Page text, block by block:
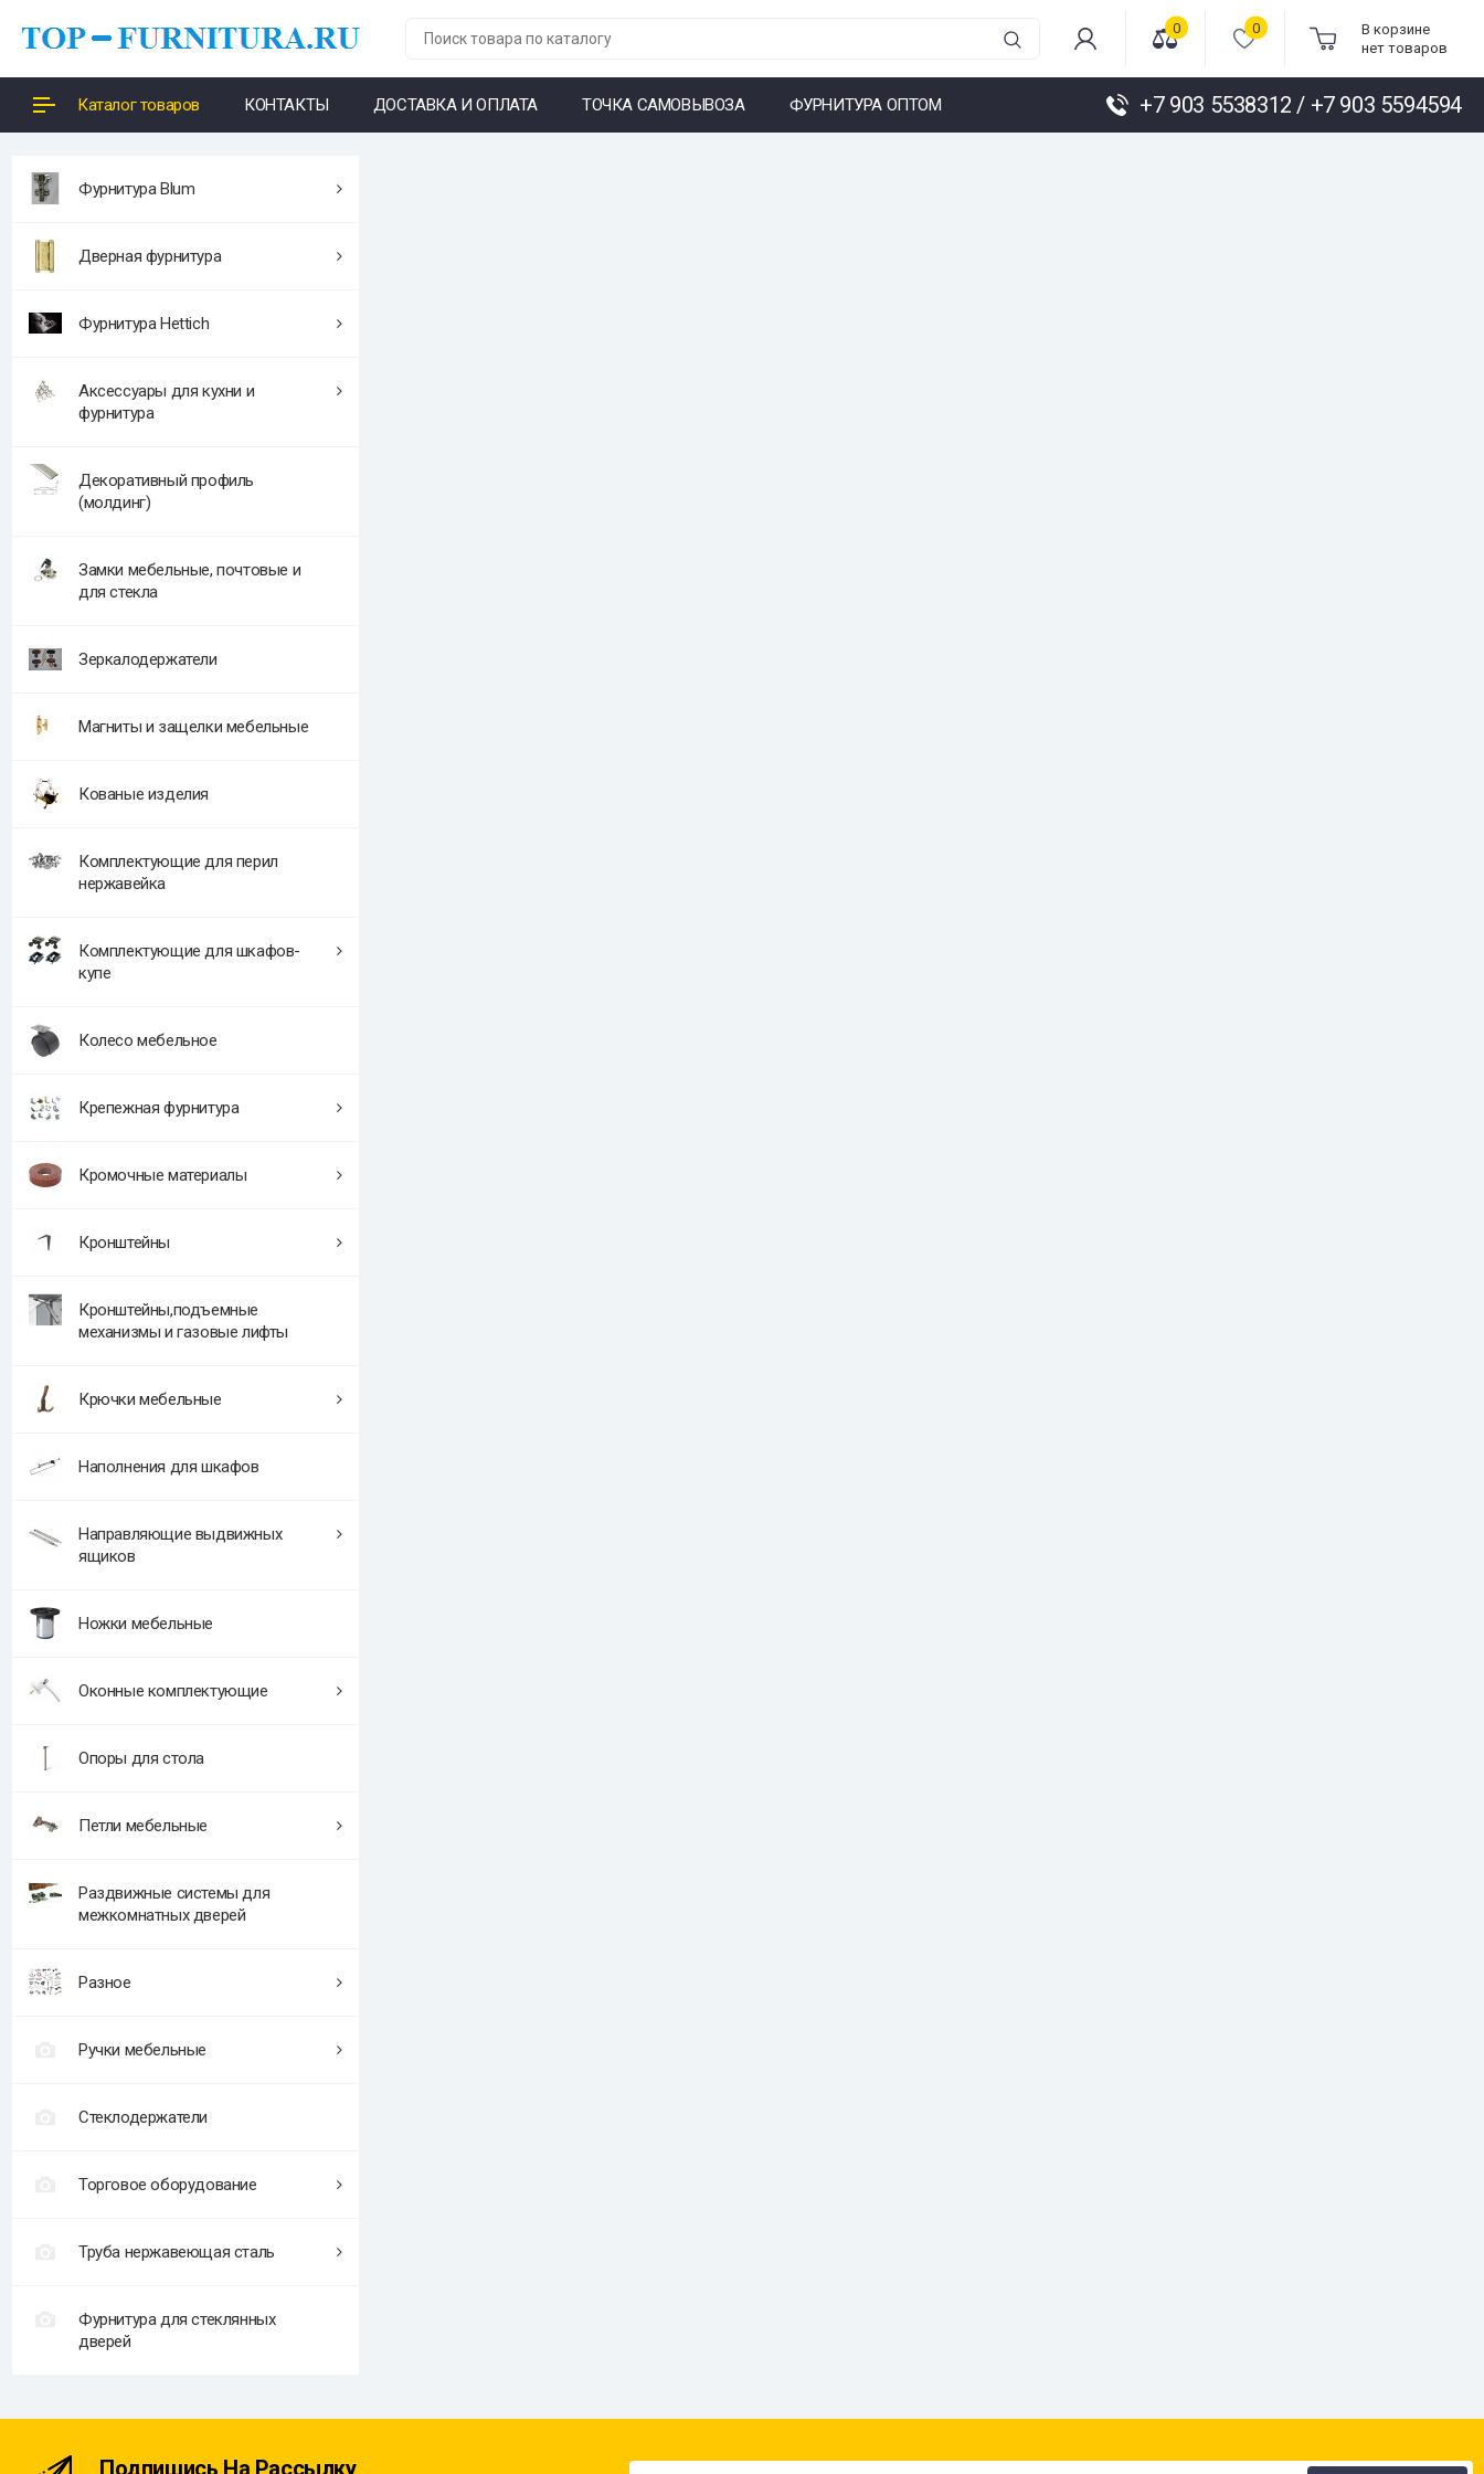
0 0
В корзине
нет товаров
Каталог товаров КОНТАКТЫ ДОСТАВКА И ОПЛАТА ТОЧКА САМОВЫВОЗА ФУРНИТУРА ОПТОМ +7 903 5538312 / +7 903 5594594
Фурнитура Blum
Дверная фурнитура
Фурнитура Hettich
Аксессуары для кухни и
фурнитура
Декоративный профиль
(молдинг)
Замки мебельные, почтовые и
для стекла
Зеркалодержатели
Магниты и защелки мебельные
Кованые изделия
Комплектующие для перил
нержавейка
Комплектующие для шкафов-
купе
Колесо мебельное
Крепежная фурнитура
Кромочные материалы
Кронштейны
Кронштейны,подъемные
механизмы и газовые лифты
Крючки мебельные
Наполнения для шкафов
Направляющие выдвижных
ящиков
Ножки мебельные
Оконные комплектующие
Опоры для стола
Петли мебельные
Раздвижные системы для
межкомнатных дверей
Разное
Ручки мебельные
Стеклодержатели
Торговое оборудование
Труба нержавеющая сталь
Фурнитура для стеклянных
дверей
Подпишись На Рассылку